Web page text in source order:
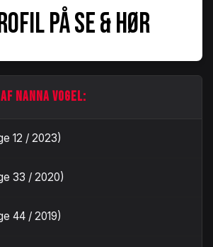
PÅ SE & HØR
NANNA VOGEL:
12 / 2023)
33 / 2020)
44 / 2019)